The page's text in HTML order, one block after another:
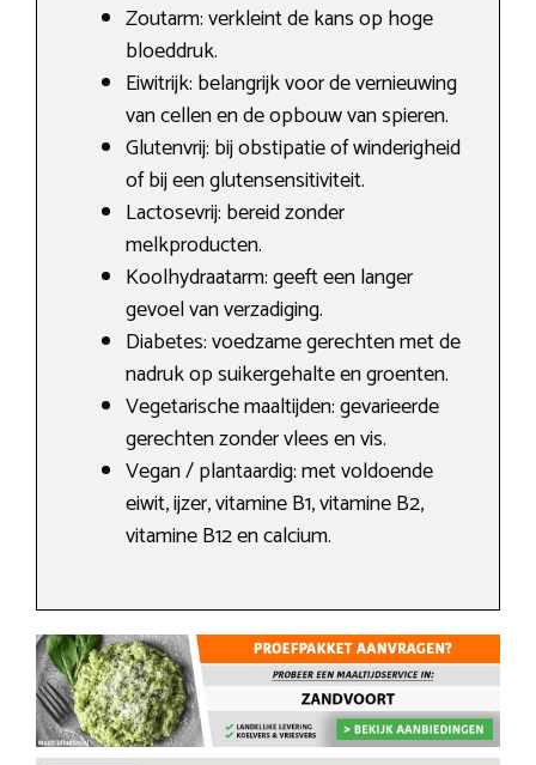
Zoutarm: verkleint de kans op hoge
bloeddruk.
Eiwitrijk: belangrijk voor de vernieuwing
van cellen en de opbouw van spieren.
Glutenvrij: bij obstipatie of winderigheid
of bij een glutensensitiviteit.
Lactosevrij: bereid zonder
melkproducten.
Koolhydraatarm: geeft een langer
gevoel van verzadiging.
Diabetes: voedzame gerechten met de
nadruk op suikergehalte en groenten.
Vegetarische maaltijden: gevarieerde
gerechten zonder vlees en vis.
Vegan / plantaardig: met voldoende
eiwit, ijzer, vitamine B1, vitamine B2,
vitamine B12 en calcium.